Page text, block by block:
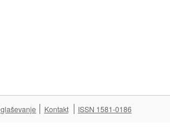
Kontakt ISSN 1581-0186